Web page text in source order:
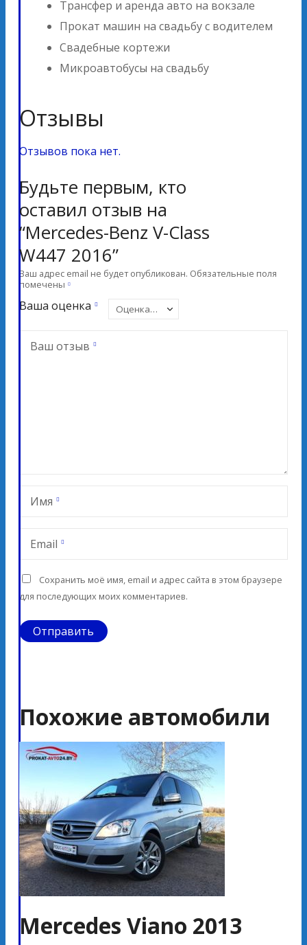
Трансфер и аренда авто на вокзале
Прокат машин на свадьбу с водителем
Свадебные кортежи
Микроавтобусы на свадьбу
Отзывы
Отзывов пока нет.
Будьте первым, кто
оставил отзыв на
“Mercedes-Benz V-Class
W447 2016”
Ваш адрес email не будет опубликован. Обязательные поля
помечены
Ваша оценка
Ваш отзыв
Имя
Email
Сохранить моё имя, email и адрес сайта в этом браузере
для последующих моих комментариев.
Похожие автомобили
Mercedes Viano 2013